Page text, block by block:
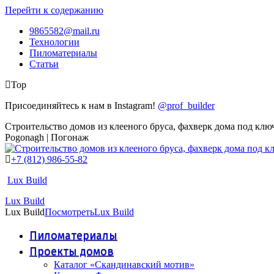
Перейти к содержанию
9865582@mail.ru
Технологии
Пиломатериалы
Статьи
Top
Присоединяйтесь к нам в Instagram! @prof_builder
Строительство домов из клееного бруса, фахверк дома под
Pogonagh | Погонаж
+7 (812) 986-55-82
Lux Build
Lux Build
Lux BuildПосмотретьLux Build
Пиломатериалы
Проекты домов
Каталог «Скандинавский мотив»